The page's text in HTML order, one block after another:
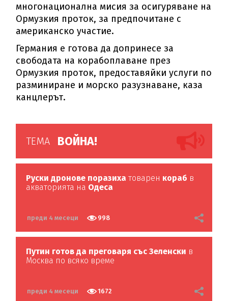
многонационална мисия за осигуряване на
Ормузкия проток, за предпочитане с
американско участие.
Германия е готова да допринесе за
свободата на корабоплаване през
Ормузкия проток, предоставяйки услуги по
разминиране и морско разузнаване, каза
канцлерът.
ТЕМА ВОЙНА!
Руски дронове поразиха товарен кораб в
акваторията на Одеса
преди 4 месеци 998
Путин готов да преговаря със Зеленски в
Москва по всяко време
преди 4 месеци 1672